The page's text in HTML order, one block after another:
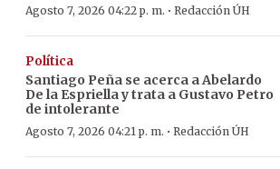
Agosto 7, 2026 04:22 p. m. · Redacción ÚH
Política
Santiago Peña se acerca a Abelardo
De la Espriella y trata a Gustavo Petro
de intolerante
Agosto 7, 2026 04:21 p. m. · Redacción ÚH